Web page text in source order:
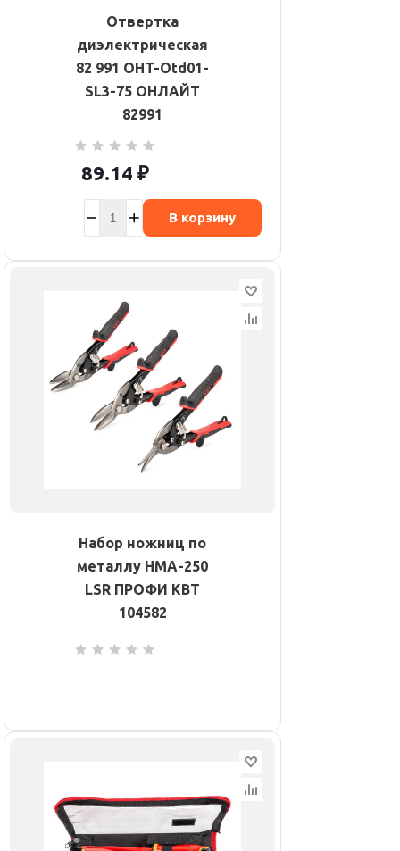
Отвертка
диэлектрическая
82 991 OHT-Otd01-
SL3-75 ОНЛАЙТ
82991
89.14 ₽
В корзину
Набор ножниц по
металлу НМА-250
LSR ПРОФИ КВТ
104582